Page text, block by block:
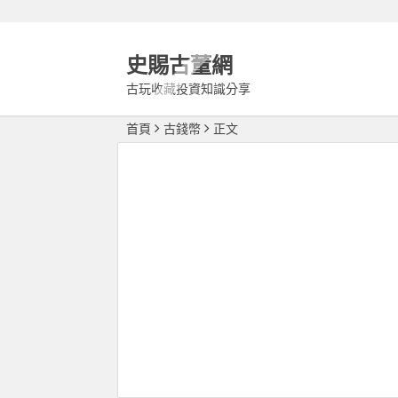
史賜古董網
古玩收藏投資知識分享
首頁 古錢幣 正文